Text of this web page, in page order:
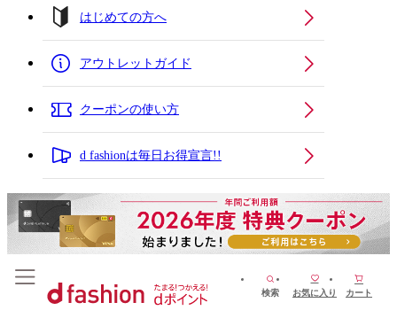
はじめての方へ
アウトレットガイド
クーポンの使い方
d fashionは毎日お得宣言!!
検索 お気に入り カート